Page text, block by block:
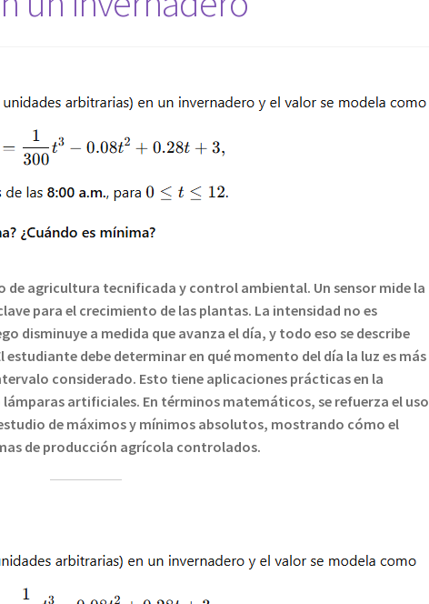
de agricultura tecnificada y control ambiental. Un sensor mide la
para el crecimiento de las plantas. La intensidad no es
disminuye a medida que avanza el día, y todo eso se describe
debe determinar en qué momento del día la luz es más
considerado. Esto tiene aplicaciones prácticas en la
artificiales. En términos matemáticos, se refuerza el uso
de máximos y mínimos absolutos, mostrando cómo el
de producción agrícola controlados.